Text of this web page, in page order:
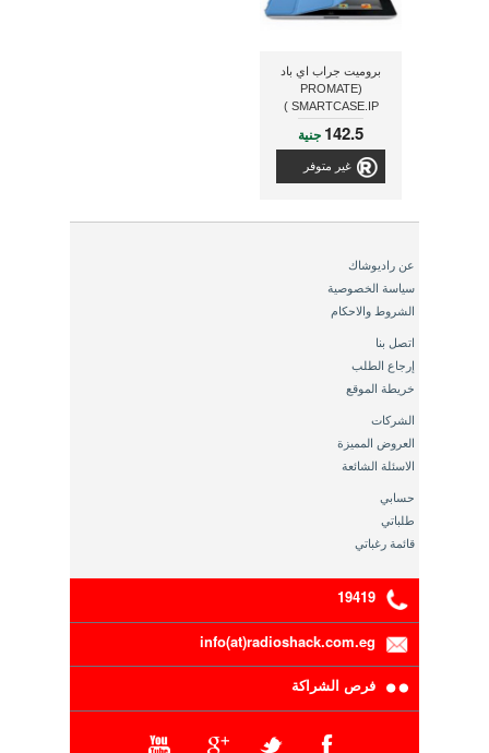
بروميت جراب اي باد
(PROMATE
SMARTCASE.IP )
142.5 جنية
غير متوفر
عن راديوشاك
سياسة الخصوصية
الشروط والاحكام
اتصل بنا
إرجاع الطلب
خريطة الموقع
الشركات
العروض المميزة
الاسئلة الشائعة
حسابي
طلباتي
قائمة رغباتي
19419
info(at)radioshack.com.eg
فرص الشراكة